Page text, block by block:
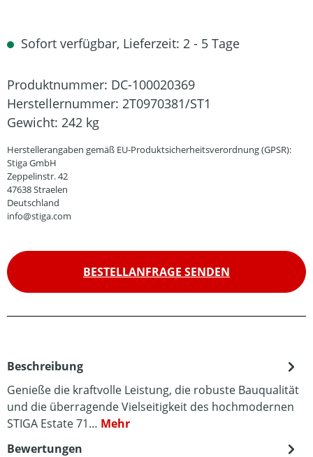
Sofort verfügbar, Lieferzeit: 2 - 5 Tage
Produktnummer: DC-100020369
Herstellernummer: 2T0970381/ST1
Gewicht: 242 kg
Herstellerangaben gemäß EU-Produktsicherheitsverordnung (GPSR):
Stiga GmbH
Zeppelinstr. 42
47638 Straelen
Deutschland
info@stiga.com
BESTELLANFRAGE SENDEN
Beschreibung
Genieße die kraftvolle Leistung, die robuste Bauqualität
und die überragende Vielseitigkeit des hochmodernen
STIGA Estate 71… Mehr
Bewertungen